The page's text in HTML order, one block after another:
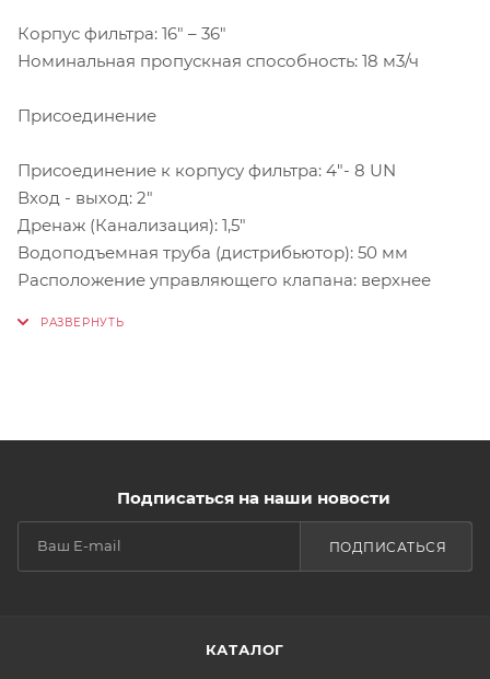
Корпус фильтра: 16" – 36"
Номинальная пропускная способность: 18 м3/ч
Присоединение
Присоединение к корпусу фильтра: 4"- 8 UN
Вход - выход: 2"
Дренаж (Канализация): 1,5"
Водоподъемная труба (дистрибьютор): 50 мм
Расположение управляющего клапана: верхнее
Подписаться на наши новости
ПОДПИСАТЬСЯ
КАТАЛОГ